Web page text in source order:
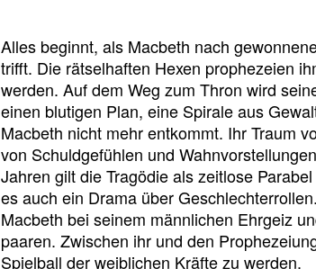
Alles beginnt, als Macbeth nach
trifft. Die rätselhaften Hexen prophezeien
werden. Auf dem Weg zum Thron wird
einen blutigen Plan, eine Spirale aus
Macbeth nicht mehr entkommt. Ihr Traum
von Schuldgefühlen und
Jahren gilt die Tragödie als zeitlose
es auch ein Drama über
Macbeth bei seinem männlichen Ehrgeiz
paaren. Zwischen ihr und den
Spielball der weiblichen Kräfte zu werden.